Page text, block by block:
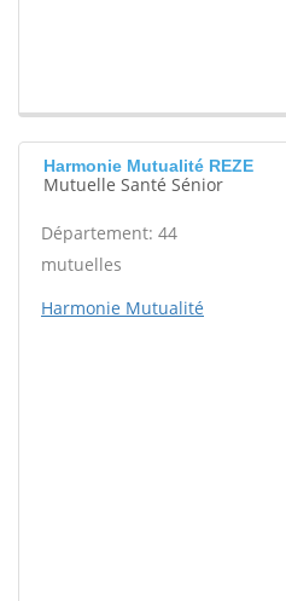
Harmonie Mutualité REZE
Mutuelle Santé Sénior
Département: 44
mutuelles
Harmonie Mutualité